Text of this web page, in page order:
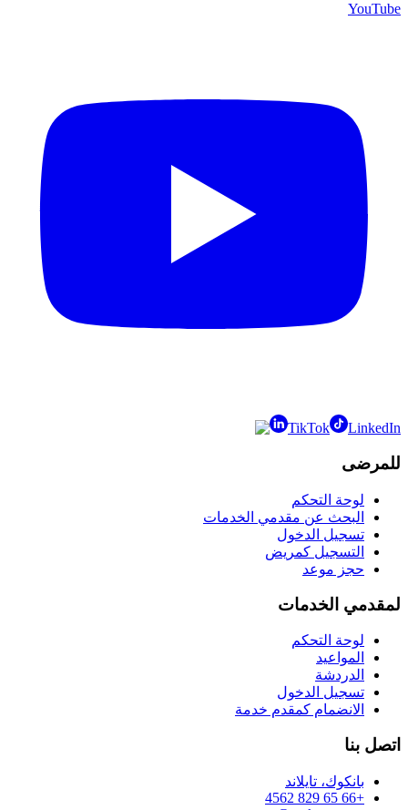
YouTube
TikTok LinkedIn
للمرضى
لوحة التحكم
البحث عن مقدمي الخدمات
تسجيل الدخول
التسجيل كمريض
حجز موعد
لمقدمي الخدمات
لوحة التحكم
المواعيد
الدردشة
تسجيل الدخول
الانضمام كمقدم خدمة
اتصل بنا
بانكوك، تايلاند
+66 65 829 4562